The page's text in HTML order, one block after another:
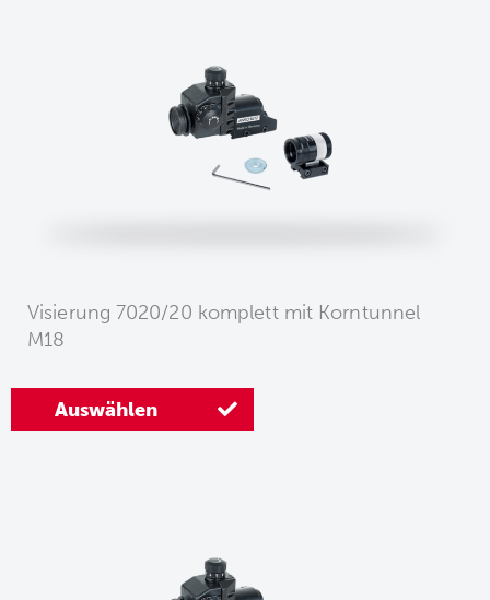
Visierung 7020/20 komplett mit Korntunnel
M18
Auswählen